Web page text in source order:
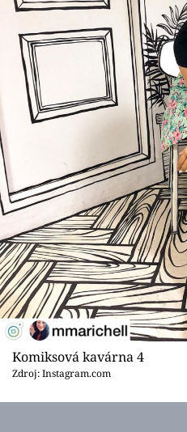
Komiksová kavárna 4
Zdroj: Instagram.com